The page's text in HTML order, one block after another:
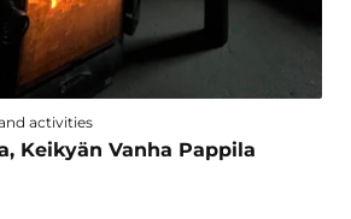
activities
Keikyän Vanha Pappila